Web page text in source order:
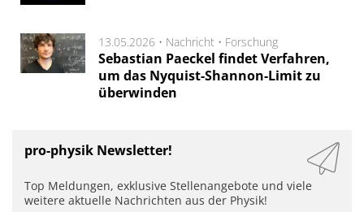
13.05.2026 • Nachricht • Forschung
Sebastian Paeckel findet Verfahren,
um das Nyquist-Shannon-Limit zu
überwinden
pro-physik Newsletter!
Top Meldungen, exklusive Stellenangebote und viele
weitere aktuelle Nachrichten aus der Physik!